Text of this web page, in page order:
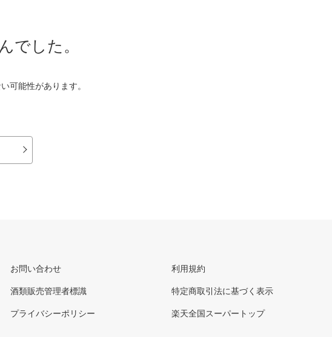
でした。
可能性があります。
お問い合わせ
酒類販売管理者標識
プライバシーポリシー
利用規約
特定商取引法に基づく表示
楽天全国スーパートップ